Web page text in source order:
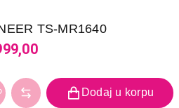
TS-MR1640